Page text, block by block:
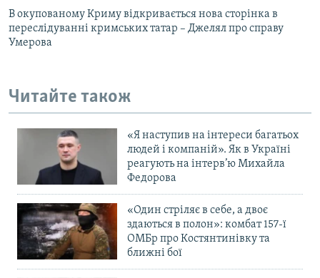
В окупованому Криму відкривається нова сторінка в
переслідуванні кримських татар – Джелял про справу
Умерова
Читайте також
«Я наступив на інтереси багатьох
людей і компаній». Як в Україні
реагують на інтерв’ю Михайла
Федорова
«Один стріляє в себе, а двоє
здаються в полон»: комбат 157-ї
ОМБр про Костянтинівку та
ближні бої